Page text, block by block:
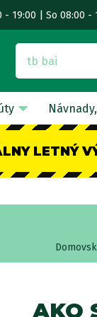
- 19:00 | So 08:00 -
LETNÝ
AKO